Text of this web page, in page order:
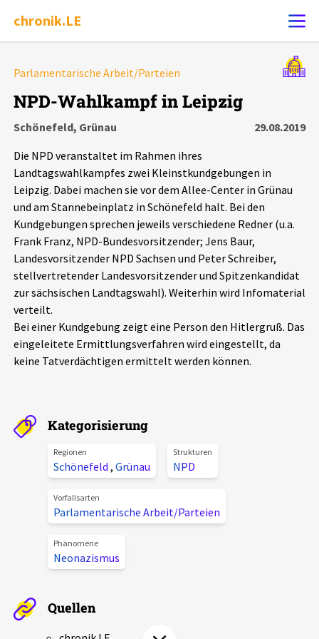
chronik.LE
Ereignis melden
Chronik
Dossiers
Leipziger Zustände
Schlaglichter
Phänomene
Aktuelles
Pressemitteilungen
Podcasts
Projektbeschreibung
Kontakt
Unterstützer_innen
Spenden
Parlamentarische Arbeit/Parteien
NPD-Wahlkampf in Leipzig
Schönefeld, Grünau
29.08.2019
Die NPD veranstaltet im Rahmen ihres
Landtagswahlkampfes zwei Kleinstkundgebungen in
Leipzig. Dabei machen sie vor dem Allee-Center in Grünau
und am Stannebeinplatz in Schönefeld halt. Bei den
Kundgebungen sprechen jeweils verschiedene Redner (u.a.
Frank Franz, NPD-Bundesvorsitzender; Jens Baur,
Landesvorsitzender NPD Sachsen und Peter Schreiber,
stellvertretender Landesvorsitzender und Spitzenkandidat
zur sächsischen Landtagswahl). Weiterhin wird Infomaterial
verteilt.
Bei einer Kundgebung zeigt eine Person den Hitlergruß. Das
eingeleitete Ermittlungsverfahren wird eingestellt, da
keine Tatverdächtigen ermittelt werden können.
Kategorisierung
Regionen
Schönefeld , Grünau
Strukturen
NPD
Vorfallsarten
Parlamentarische Arbeit/Parteien
Phänomene
Neonazismus
Quellen
Alle Ereignisse
Ereignisse
Ereignisse
Exportieren Filter Erklärungen